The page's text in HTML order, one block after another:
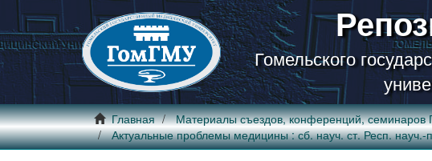
Гомельского
Главная Материалы съездов, конференций,
Актуальные проблемы медицины : сб. науч. ст. Респ.